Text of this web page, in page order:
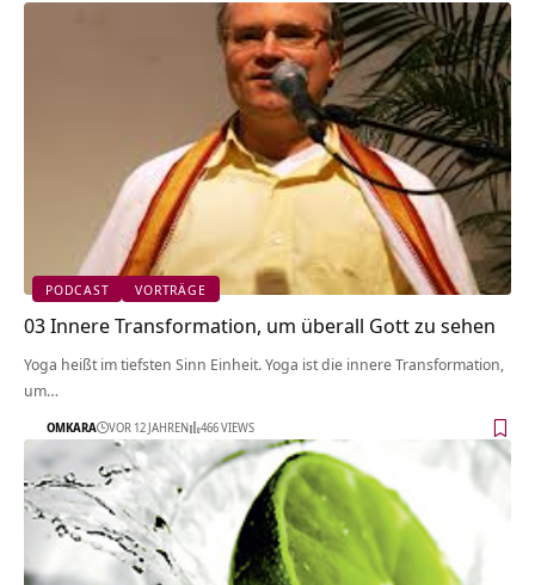
PODCAST VORTRÄGE
03 Innere Transformation, um überall Gott zu sehen
Yoga heißt im tiefsten Sinn Einheit. Yoga ist die innere Transformation,
um…
OMKARA VOR 12 JAHREN 466 VIEWS